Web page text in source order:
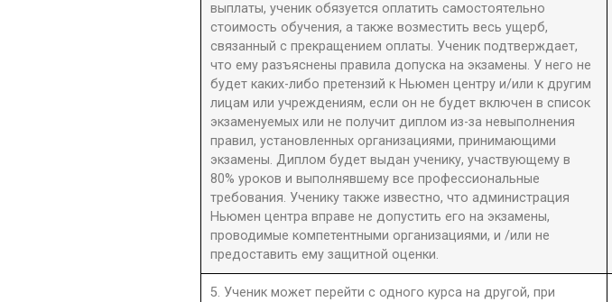
выплаты, ученик обязуется оплатить самостоятельно
стоимость обучения, а также возместить весь ущерб,
связанный с прекращением оплаты. Ученик подтверждает,
что ему разъяснены правила допуска на экзамены. У него не
будет каких-либо претензий к Ньюмен центру и/или к другим
лицам или учреждениям, если он не будет включен в список
экзаменуемых или не получит диплом из-за невыполнения
правил, установленных организациями, принимающими
экзамены. Диплом будет выдан ученику, участвующему в
80% уроков и выполнявшему все профессиональные
требования. Ученику также известно, что администрация
Ньюмен центра вправе не допустить его на экзамены,
проводимые компетентными организациями, и /или не
предоставить ему защитной оценки.
5. Ученик может перейти с одного курса на другой, при